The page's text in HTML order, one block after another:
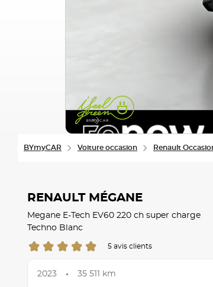
BYmyCAR Voiture occasion Renault
RENAULT MÉGANE
Megane E-Tech EV60 220 ch super charge
Techno Blanc
5 avis clients
2023 35 511 km